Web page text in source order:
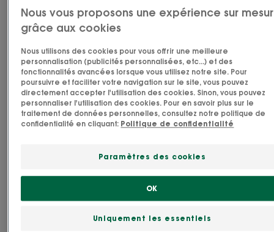
Besoin
Protection - apaisement - anti-rougeurs
Fabriqué en France
La Crème change Klorane certifiée BIO est
irritations. Pour éviter inconfort et démangeaisons,
cette crème ciblée composée de 99%
Nous vous proposons une expérience sur
grâce aux cookies
Nous utilisons des cookies pour vous offrir une meilleure
personnalisation (publicités personnalisées, etc...) et des
fonctionnalités avancées lorsque vous utilisez notre site. Pour
poursuivre et faciliter votre navigation sur le site, vous pouvez
directement accepter l'utilisation des cookies. Sinon, vous pouvez
personnaliser l'utilisation des cookies. Pour en savoir plus sur le
traitement de données personnelles, consultez notre politique de
confidentialité en cliquant: Politique de confidentialité
Paramètres des cookies
Uniquement les essentiels
OK